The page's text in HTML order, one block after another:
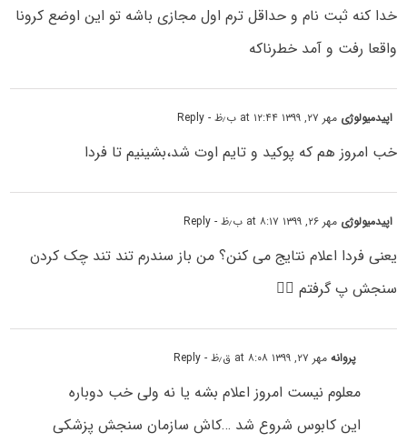
خدا کنه ثبت نام و حداقل ترم اول مجازی باشه تو این اوضع کرونا
واقعا رفت و آمد خطرناکه
اپیدمیولوژی مهر ۲۷, ۱۳۹۹ at ۱۲:۴۴ ب٫ظ - Reply
خب امروز ھم که پوکید و تایم اوت شد،بشینیم تا فردا
اپیدمیولوژی مهر ۲۶, ۱۳۹۹ at ۸:۱۷ ب٫ظ - Reply
یعنی فردا اعلام نتایج می کنن؟ من باز سندرم تند تند چک کردن
سنجش پ گرفتم 🤦‍♂️
پروانهمهر ۲۷, ۱۳۹۹ at ۸:۰۸ ق٫ظ - Reply
معلوم نیست امروز اعلام بشه یا نه ولی خب دوباره
این کابوس شروع شد …کاش سازمان سنجش پزشکی